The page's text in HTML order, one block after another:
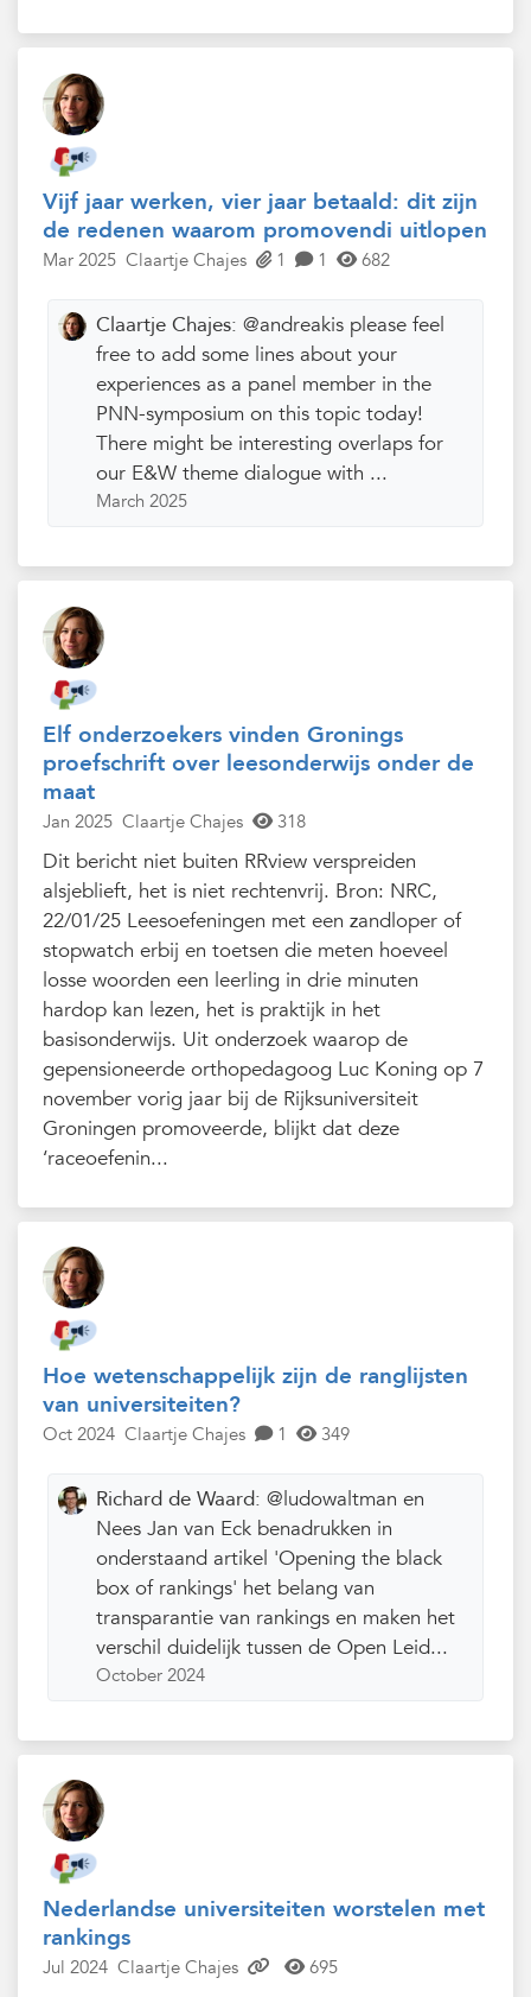
Vijf jaar werken, vier jaar betaald: dit zijn
de redenen waarom promovendi uitlopen
Mar 2025 Claartje Chajes 1 1 682
Claartje Chajes:@andreakis please feel
free to add some lines about your
experiences as a panel member in the
PNN-symposium on this topic today!
There might be interesting overlaps for
our E&W theme dialogue with ...
March 2025
Elf onderzoekers vinden Gronings
proefschrift over leesonderwijs onder de
maat
Jan 2025 Claartje Chajes 318
Dit bericht niet buiten RRview verspreiden
alsjeblieft, het is niet rechtenvrij. Bron: NRC,
22/01/25 Leesoefeningen met een zandloper of
stopwatch erbij en toetsen die meten hoeveel
losse woorden een leerling in drie minuten
hardop kan lezen, het is praktijk in het
basisonderwijs. Uit onderzoek waarop de
gepensioneerde orthopedagoog Luc Koning op 7
november vorig jaar bij de Rijksuniversiteit
Groningen promoveerde, blijkt dat deze
‘raceoefenin...
Hoe wetenschappelijk zijn de ranglijsten
van universiteiten?
Oct 2024 Claartje Chajes 1 349
Richard de Waard:@ludowaltman en
Nees Jan van Eck benadrukken in
onderstaand artikel 'Opening the black
box of rankings' het belang van
transparantie van rankings en maken het
verschil duidelijk tussen de Open Leid...
October 2024
Nederlandse universiteiten worstelen met
rankings
Jul 2024 Claartje Chajes 695